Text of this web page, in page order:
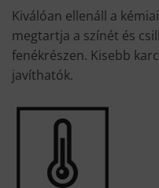
Kiválóan ellenáll a
megtartja a színét és
fenékrészen. Kisebb
javíthatók.